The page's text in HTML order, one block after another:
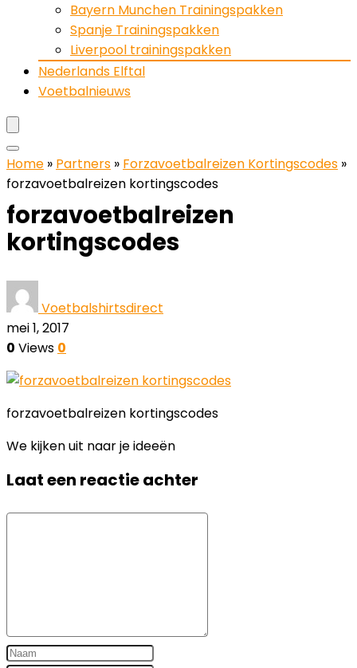
Bayern Munchen Trainingspakken
Spanje Trainingspakken
Liverpool trainingspakken
Nederlands Elftal
Voetbalnieuws
Home » Partners » Forzavoetbalreizen Kortingscodes »
forzavoetbalreizen kortingscodes
forzavoetbalreizen
kortingscodes
Voetbalshirtsdirect
mei 1, 2017
0 Views 0
forzavoetbalreizen kortingscodes
We kijken uit naar je ideeën
Laat een reactie achter